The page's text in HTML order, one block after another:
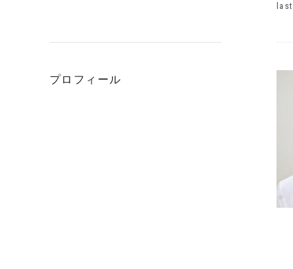
プロフィール